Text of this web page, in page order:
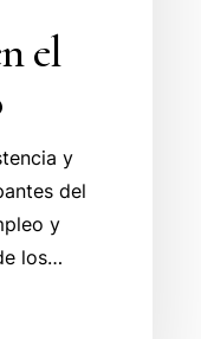
el
y
del
y
los…